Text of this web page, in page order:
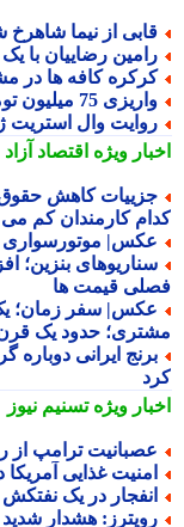
از نیما شاهرخ
رضاییان با یک
کافه ها در مشهد
75 میلیون تومان به حساب بازنشستگان بانک صادرات
وال استریت
ویژهاقتصاد آزاد
کاهش حقوق
کارمندان کم می
موتورسواری
بنزین؛
قیمت ها
سفر زمان؛ یک
حدود یک قرن
ایرانی دوباره
ویژهتسنیم نیوز
ترامپ از
غذایی آمریکا در
در یک نفتکش در
هشدار شدید